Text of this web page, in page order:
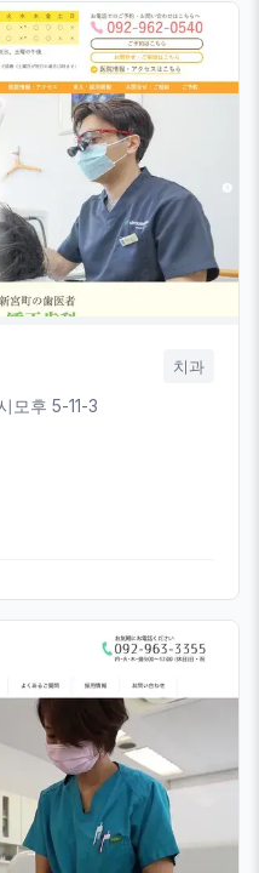
치과
모후 5-11-3